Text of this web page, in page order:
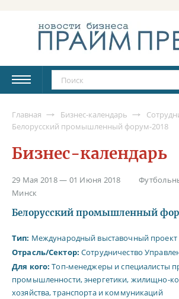
Главная Бизнес-календарь
Белорусский промышленный форум-2018
Бизнес-календарь
29 Мая 2018 — 01 Июня 2018
Минск
Белорусский промышленный
Тип: Международный выставочный проект
Отрасль/Сектор: Сотрудничество
Для кого: Топ-менеджеры и специалисты
промышленности, энергетики, жилищно-
хозяйства, транспорта и коммуникаций